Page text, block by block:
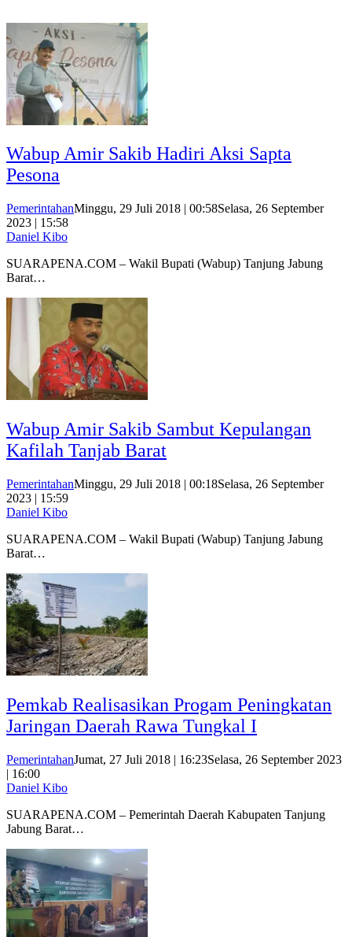
Wabup Amir Sakib Hadiri Aksi Sapta
Pesona
PemerintahanMinggu, 29 Juli 2018 | 00:58Selasa, 26 September
2023 | 15:58
Daniel Kibo
SUARAPENA.COM – Wakil Bupati (Wabup) Tanjung Jabung
Barat…
Wabup Amir Sakib Sambut Kepulangan
Kafilah Tanjab Barat
PemerintahanMinggu, 29 Juli 2018 | 00:18Selasa, 26 September
2023 | 15:59
Daniel Kibo
SUARAPENA.COM – Wakil Bupati (Wabup) Tanjung Jabung
Barat…
Pemkab Realisasikan Progam Peningkatan
Jaringan Daerah Rawa Tungkal I
PemerintahanJumat, 27 Juli 2018 | 16:23Selasa, 26 September 2023
| 16:00
Daniel Kibo
SUARAPENA.COM – Pemerintah Daerah Kabupaten Tanjung
Jabung Barat…